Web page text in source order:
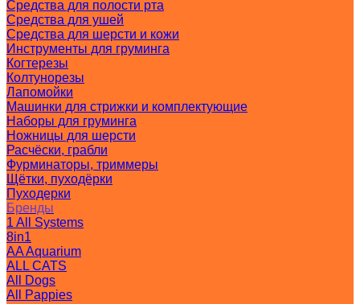
Средства для полости рта
Средства для ушей
Средства для шерсти и кожи
Инструменты для груминга
Когтерезы
Колтунорезы
Лапомойки
Машинки для стрижки и комплектующие
Наборы для груминга
Ножницы для шерсти
Расчёски, грабли
Фурминаторы, триммеры
Щётки, пуходёрки
Пуходерки
Бренды
1 All Systems
8in1
AA Aquarium
ALL CATS
All Dogs
All Pappies